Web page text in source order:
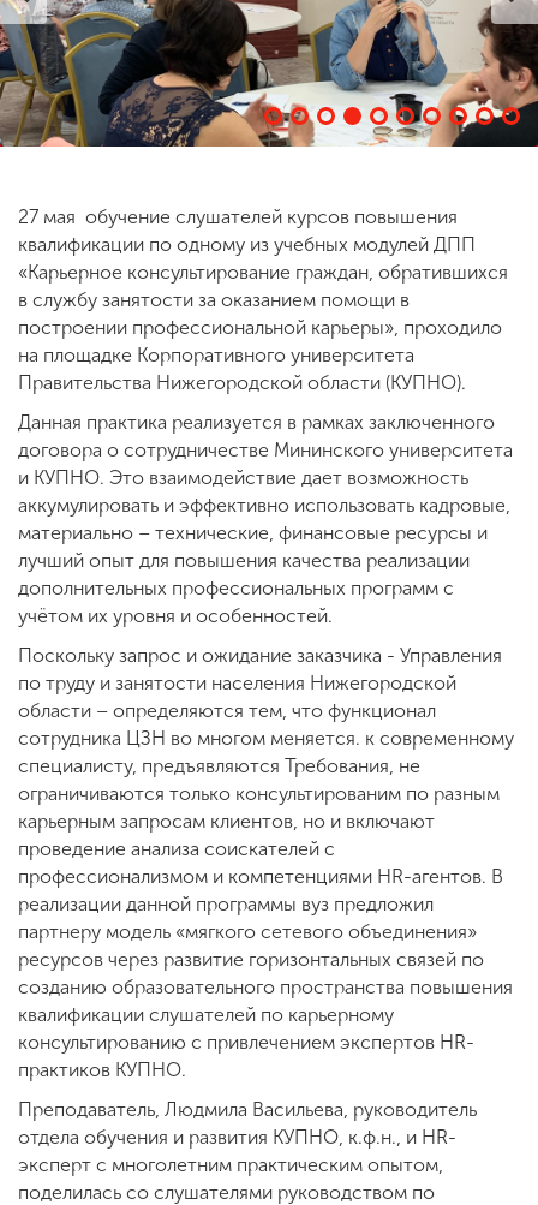
Приемная
комиссия
+7 (831) 262-26-20
27 мая обучение слушателей курсов повышения
квалификации по одному из учебных модулей ДПП
«Карьерное консультирование граждан, обратившихся
в службу занятости за оказанием помощи в
построении профессиональной карьеры», проходило
на площадке Корпоративного университета
Правительства Нижегородской области (КУПНО).
Данная практика реализуется в рамках заключенного
договора о сотрудничестве Мининского университета
и КУПНО. Это взаимодействие дает возможность
аккумулировать и эффективно использовать кадровые,
материально – технические, финансовые ресурсы и
лучший опыт для повышения качества реализации
дополнительных профессиональных программ с
учётом их уровня и особенностей.
Поскольку запрос и ожидание заказчика - Управления
по труду и занятости населения Нижегородской
области – определяются тем, что функционал
сотрудника ЦЗН во многом меняется. к современному
специалисту, предъявляются Требования, не
ограничиваются только консультированим по разным
карьерным запросам клиентов, но и включают
проведение анализа соискателей с
профессионализмом и компетенциями HR-агентов. В
реализации данной программы вуз предложил
партнеру модель «мягкого сетевого объединения»
ресурсов через развитие горизонтальных связей по
созданию образовательного пространства повышения
квалификации слушателей по карьерному
консультированию с привлечением экспертов HR-
практиков КУПНО.
Преподаватель, Людмила Васильева, руководитель
отдела обучения и развития КУПНО, к.ф.н., и HR-
эксперт с многолетним практическим опытом,
поделилась со слушателями руководством по